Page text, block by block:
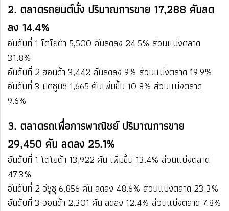
2. ตลาดรถยนต์นั่ง ปริมาณการขาย 17,288 คันลด
ลง 14.4%
อันดับที่ 1 โตโยต้า ​5,500 คัน​ลดลง​ 24.5% ​​ส่วนแบ่งตลาด ​
31.8%
อันดับที่ 2 ฮอนด้า ​3,442 คัน​ลดลง​ 9% ​​ส่วนแบ่งตลาด ​19.9%
อันดับที่ 3 มิตซูบิชิ​ 1,665 คัน​เพิ่มขึ้น ​10.8% ​​ส่วนแบ่งตลาด
9.6%
3. ตลาดรถเพื่อการพาณิชย์ ปริมาณการขาย
29,450 คัน ลดลง 25.1%
อันดับที่ 1 โตโยต้า​ 13,922 คัน​ เพิ่มขึ้น​ 13.4%​​ ส่วนแบ่งตลาด
47.3%
อันดับที่ 2 อีซูซุ​​ 6,856 คัน​ ลดลง​ 48.6%​​ ส่วนแบ่งตลาด 23.3%
​อันดับที่ 3 ฮอนด้า​ 2,301 คัน​ ลดลง 12.4%​​ ส่วนแบ่งตลาด 7.8%